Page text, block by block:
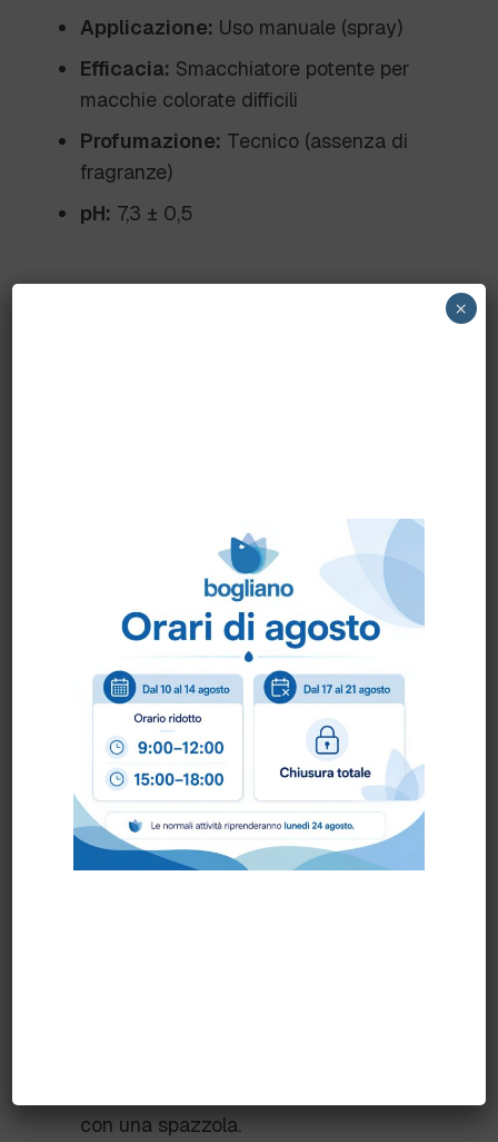
Applicazione: Uso manuale (spray)
Efficacia: Smacchiatore potente per
macchie colorate difficili
Profumazione: Tecnico (assenza di
fragranze)
pH: 7,3 ± 0,5
Compatibile con il sistema
Oxipur per ridurre gli scarti nei processi
di lavaggio.
Facile da Usare:Pronto all’uso,
consente una pre e post smacchiatura
semplice e veloce.
Consigli d'Uso
Diluizione:Pronto all’uso.
con una spazzola.
×